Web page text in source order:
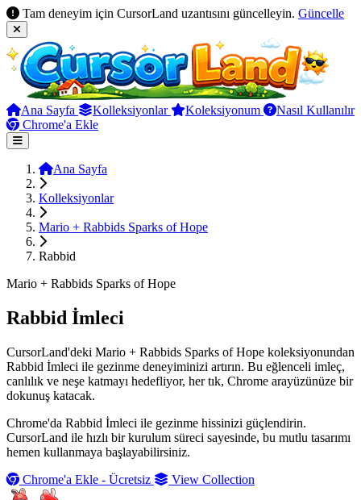
Tam deneyim için CursorLand uzantısını güncelleyin. Güncelle
Ana Sayfa Kolleksiyonlar Koleksiyonum
Nasıl Kullanılır
Chrome'a Ekle
Ana Sayfa
Kolleksiyonlar
Mario + Rabbids Sparks of Hope
Rabbid
Mario + Rabbids Sparks of Hope
Rabbid İmleci
CursorLand'deki Mario + Rabbids Sparks of Hope koleksiyonundan
Rabbid İmleci ile gezinme deneyiminizi artırın. Bu eğlenceli imleç,
canlılık ve neşe katmayı hedefliyor, her tık, Chrome arayüzünüze bir
dokunuş katacak.
Chrome'da Rabbid İmleci ile gezinme hissinizi güçlendirin.
CursorLand ile hızlı bir kurulum süreci sayesinde, bu mutlu tasarımı
hemen kullanmaya başlayabilirsiniz.
Chrome'a Ekle - Ücretsiz
View Collection